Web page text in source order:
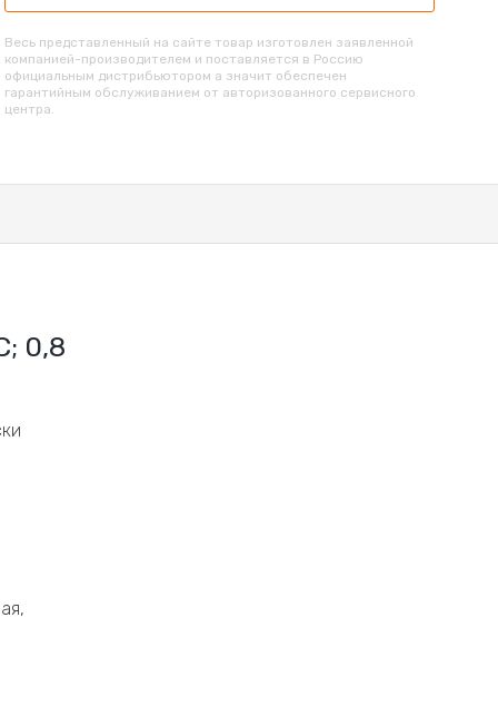
Весь представленный на сайте товар изготовлен заявленной
компанией-производителем и поставляется в Россию
официальным дистрибьютором а значит обеспечен
гарантийным обслуживанием от авторизованного сервисного
центра.
0,8